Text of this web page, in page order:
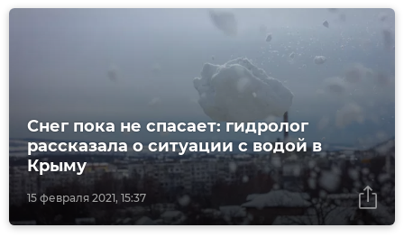
15 февраля 2021, 15:37
Снег пока не спасает: гидролог
рассказала о ситуации с водой в
Крыму